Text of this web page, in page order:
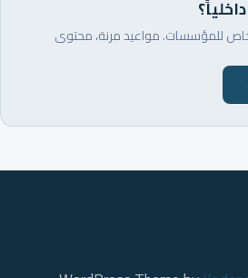
للمؤسسات. مواعيد مرنة، محتوى